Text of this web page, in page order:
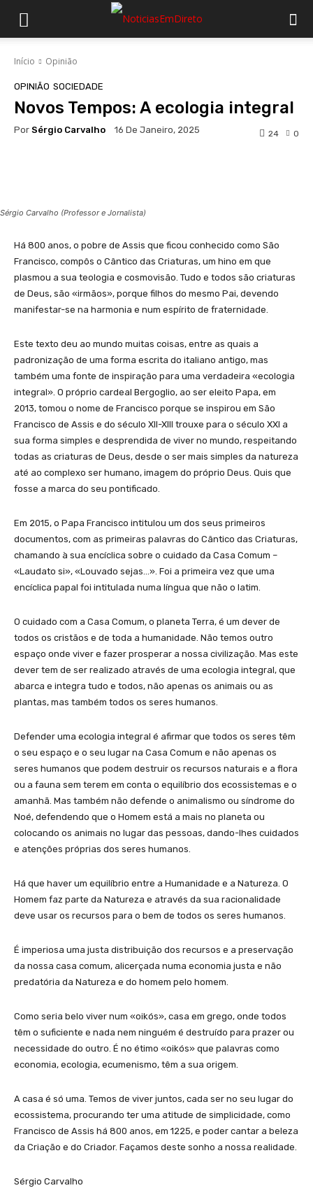
Início Opinião
OPINIÃO SOCIEDADE
Novos Tempos: A ecologia integral
Por Sérgio Carvalho 16 De Janeiro, 2025 0
24
Sérgio Carvalho (Professor e Jornalista)
Há 800 anos, o pobre de Assis que ficou conhecido como São
Francisco, compôs o Cântico das Criaturas, um hino em que
plasmou a sua teologia e cosmovisão. Tudo e todos são criaturas
de Deus, são «irmãos», porque filhos do mesmo Pai, devendo
manifestar-se na harmonia e num espírito de fraternidade.
Este texto deu ao mundo muitas coisas, entre as quais a
padronização de uma forma escrita do italiano antigo, mas
também uma fonte de inspiração para uma verdadeira «ecologia
integral». O próprio cardeal Bergoglio, ao ser eleito Papa, em
2013, tomou o nome de Francisco porque se inspirou em São
Francisco de Assis e do século XII-XIII trouxe para o século XXI a
sua forma simples e desprendida de viver no mundo, respeitando
todas as criaturas de Deus, desde o ser mais simples da natureza
até ao complexo ser humano, imagem do próprio Deus. Quis que
fosse a marca do seu pontificado.
Em 2015, o Papa Francisco intitulou um dos seus primeiros
documentos, com as primeiras palavras do Cântico das Criaturas,
chamando à sua encíclica sobre o cuidado da Casa Comum –
«Laudato si», «Louvado sejas…». Foi a primeira vez que uma
encíclica papal foi intitulada numa língua que não o latim.
O cuidado com a Casa Comum, o planeta Terra, é um dever de
todos os cristãos e de toda a humanidade. Não temos outro
espaço onde viver e fazer prosperar a nossa civilização. Mas este
dever tem de ser realizado através de uma ecologia integral, que
abarca e integra tudo e todos, não apenas os animais ou as
plantas, mas também todos os seres humanos.
Defender uma ecologia integral é afirmar que todos os seres têm
o seu espaço e o seu lugar na Casa Comum e não apenas os
seres humanos que podem destruir os recursos naturais e a flora
ou a fauna sem terem em conta o equilíbrio dos ecossistemas e o
amanhã. Mas também não defende o animalismo ou síndrome do
Noé, defendendo que o Homem está a mais no planeta ou
colocando os animais no lugar das pessoas, dando-lhes cuidados
e atenções próprias dos seres humanos.
Há que haver um equilíbrio entre a Humanidade e a Natureza. O
Homem faz parte da Natureza e através da sua racionalidade
deve usar os recursos para o bem de todos os seres humanos.
É imperiosa uma justa distribuição dos recursos e a preservação
da nossa casa comum, alicerçada numa economia justa e não
predatória da Natureza e do homem pelo homem.
Como seria belo viver num «oikós», casa em grego, onde todos
têm o suficiente e nada nem ninguém é destruído para prazer ou
necessidade do outro. É no étimo «oikós» que palavras como
economia, ecologia, ecumenismo, têm a sua origem.
A casa é só uma. Temos de viver juntos, cada ser no seu lugar do
ecossistema, procurando ter uma atitude de simplicidade, como
Francisco de Assis há 800 anos, em 1225, e poder cantar a beleza
da Criação e do Criador. Façamos deste sonho a nossa realidade.
Sérgio Carvalho